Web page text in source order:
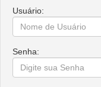
Usuário:
Senha: